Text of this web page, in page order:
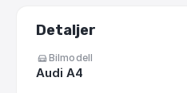
Detaljer
Bilmodell
Audi A4